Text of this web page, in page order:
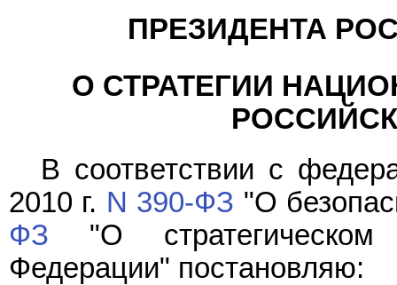
ПРЕЗИДЕНТА
О СТРАТЕГИИ
В соответствии с
2010 г. N 390-ФЗ "О
ФЗ "О стратегическом
Федерации" постановляю: